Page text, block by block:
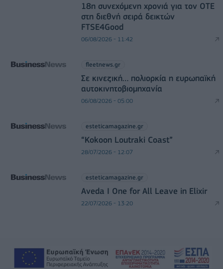
18η συνεχόμενη χρονιά για τον ΟΤΕ
στη διεθνή σειρά δεικτών
FTSE4Good
06/08/2026 - 11:42
fleetnews.gr
Σε κινεζική… πολιορκία η ευρωπαϊκή
αυτοκινητοβιομηχανία
06/08/2026 - 05:00
esteticamagazine.gr
“Kokoon Loutraki Coast”
28/07/2026 - 12:07
esteticamagazine.gr
Aveda I One for All Leave in Elixir
22/07/2026 - 13:20